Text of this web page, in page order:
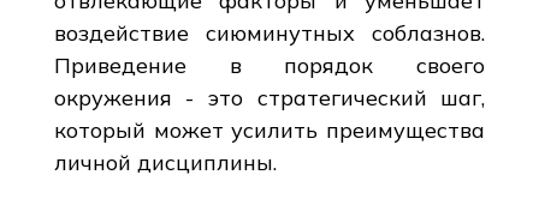
воздействие сиюминутных соблазнов.
Приведение в порядок своего
окружения - это стратегический шаг,
который может усилить преимущества
личной дисциплины.